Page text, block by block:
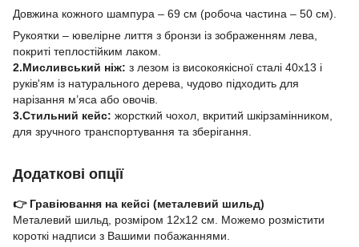
Довжина кожного шампура – 69 см (робоча частина – 50 см).
Рукоятки – ювелірне лиття з бронзи із зображенням лева,
покриті теплостійким лаком.
2.Мисливський ніж: з лезом із високоякісної сталі 40х13 і
руків'ям із натурального дерева, чудово підходить для
нарізання м’яса або овочів.
3.Стильний кейс: жорсткий чохол, вкритий шкірзамінником,
для зручного транспортування та зберігання.
Додаткові опції
👉 Гравіювання на кейсі (металевий шильд)
Металевий шильд, розміром 12х12 см. Можемо розмістити
короткі надписи з Вашими побажаннями.